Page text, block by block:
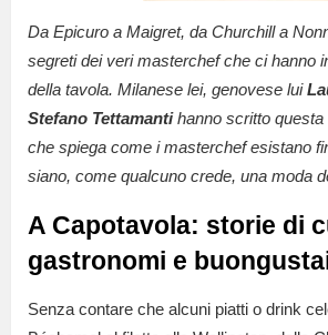
Da Epicuro a Maigret, da Churchill a
segreti dei veri masterchef che ci hanno
della tavola. Milanese lei, genovese lui
Stefano Tettamantihanno scritto
che spiega come i masterchef esistano
siano, come qualcuno crede, una moda
A Capotavola: storie di
gastronomi e
Senza contare che alcuni piatti o drink